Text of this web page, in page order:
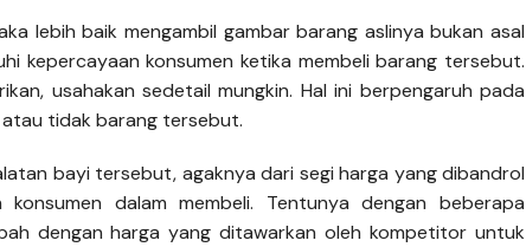
lebih baik mengambil gambar barang aslinya bukan asal
kepercayaan konsumen ketika membeli barang tersebut.
usahakan sedetail mungkin. Hal ini berpengaruh pada
atau tidak barang tersebut.
bayi tersebut, agaknya dari segi harga yang dibandrol
dalam membeli. Tentunya dengan beberapa
dengan harga yang ditawarkan oleh kompetitor untuk